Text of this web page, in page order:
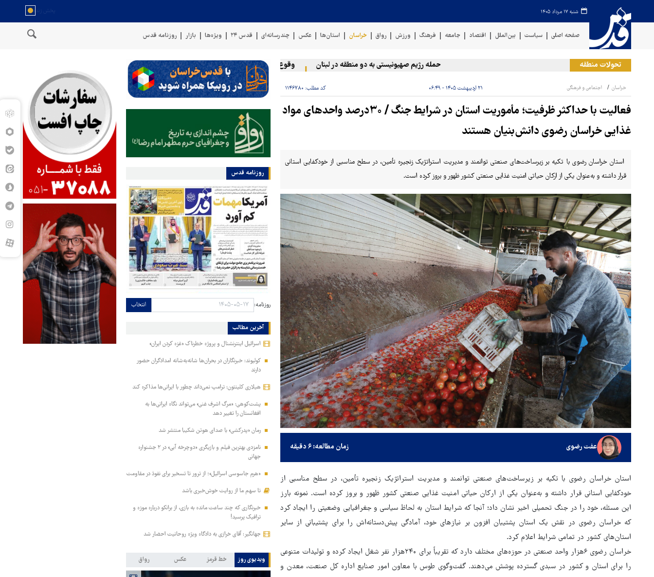
شنبه ۱۷ مرداد ۱۴۰۵
صفحه اصلی سیاست بین‌الملل اقتصاد جامعه فرهنگ ورزش رواق خراسان استان‌ها عکس چندرسانه‌ای قدس ۲۴ ویژه‌ها بازار روزنامه قدس
تحولات منطقه حمله رژیم صهیونیستی به دو منطقه در لبنان وقوع حادثه دریایی در سواحل عمان سخنگوی نیروهای مسلح یمن: کشتی نفتی عربستان را با موشک
خراسان اجتماعی و فرهنگی ۲۱ اردیبهشت ۱۴۰۵ - ۰۶:۴۹ کد مطلب: ۱۱۴۶۷۸۰
فعالیت با حداکثر ظرفیت؛ مأموریت استان در شرایط جنگ / ۳۰درصد واحدهای مواد
غذایی خراسان رضوی دانش‌بنیان هستند
استان خراسان رضوی با تکیه بر زیرساخت‌های صنعتی توانمند و مدیریت استراتژیک زنجیره تأمین، در سطح مناسبی از خودکفایی استانی
قرار داشته و به‌عنوان یکی از ارکان حیاتی امنیت غذایی صنعتی کشور ظهور و بروز کرده است.
عفت رضوی زمان مطالعه: ۶ دقیقه
استان خراسان رضوی با تکیه بر زیرساخت‌های صنعتی توانمند و مدیریت استراتژیک زنجیره تأمین، در سطح مناسبی از
خودکفایی استانی قرار داشته و به‌عنوان یکی از ارکان حیاتی امنیت غذایی صنعتی کشور ظهور و بروز کرده است. نمونه بارز
این مسئله، خود را در جنگ تحمیلی اخیر نشان داد؛ آنجا که شرایط استان به لحاظ سیاسی و جغرافیایی وضعیتی را ایجاد کرد
که خراسان رضوی در نقش یک استان پشتیبان افزون بر نیازهای خود، آمادگی پیش‌دستانه‌اش را برای پشتیبانی از سایر
استان‌های کشور در تمامی شرایط اعلام کرد.
خراسان رضوی ۶هزار واحد صنعتی در حوزه‌های مختلف دارد که تقریباً برای ۲۴۰هزار نفر شغل ایجاد کرده و تولیدات متنوعی
را برای استان و کشور در سبدی گسترده پوشش می‌دهند. گفت‌وگوی طوس با معاون امور صنایع اداره کل صنعت، معدن و
روزنامه قدس
روزنامه: انتخاب
آخرین مطالب
اسرائیل اینترنشنال و پروژه خطرناک «غزه کردن ایران»
کولیوند: خبرنگاران در بحران‌ها شانه‌به‌شانه امدادگران حضور
دارند
هیلاری کلینتون: ترامپ نمی‌داند چطور با ایرانی‌ها مذاکره کند
پشت‌کوهی: «مرگ اشرف غنی» می‌تواند نگاه ایرانی‌ها به
افغانستان را تغییر دهد
رمان «پدرکشی» با صدای هوتن شکیبا منتشر شد
نامزدی بهترین فیلم و بازیگری «دوچرخه آبی» در ۲ جشنواره
جهانی
«هرم جاسوسی اسرائیل»؛ از ترور تا تسخیر برای نفوذ در مقاومت
تا سهم ما از روایت خوش‌خبری باشد
خبرنگاری که چند ساعت مانده به بازی، از برانکو درباره موزه و
ترافیک پرسید!
جهانگیر: آقای خرازی به دادگاه ویژه روحانیت احضار شد
ویدیوی روز خط قرمز عکس رواق